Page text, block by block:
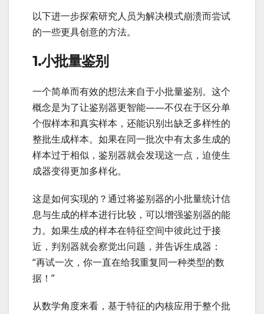
以下进一步探索研究人员为解决模式崩溃而尝试
的一些更具创意的方法。
1.小批量鉴别
一个简单而有效的想法来自于小批量鉴别。这个
概念是为了让鉴别器更智能——不仅在于区分单
个假样本和真实样本，还能识别出缺乏多样性的
整批生成样本。如果在同一批次中有太多生成的
样本过于相似，鉴别器就会发现这一点，迫使生
成器变得更加多样化。
这是如何实现的？通过将鉴别器的小批量统计信
息与生成的样本进行比较，可以增强鉴别器的能
力。如果生成的样本在特征空间中彼此过于接
近，判别器就会察觉出问题，并告诉生成器：
“再试一次，你一直在给我重复同一种类型的数
据！”
从数学角度来看，基于特征的内核应用于整个批